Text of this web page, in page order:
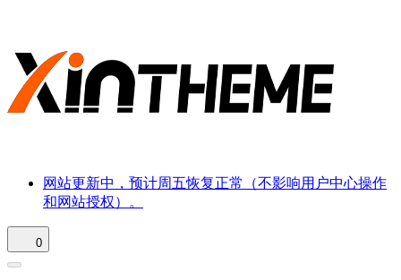
网站更新中，预计周五恢复正常（不影响用户中心操作
和网站授权）。
0